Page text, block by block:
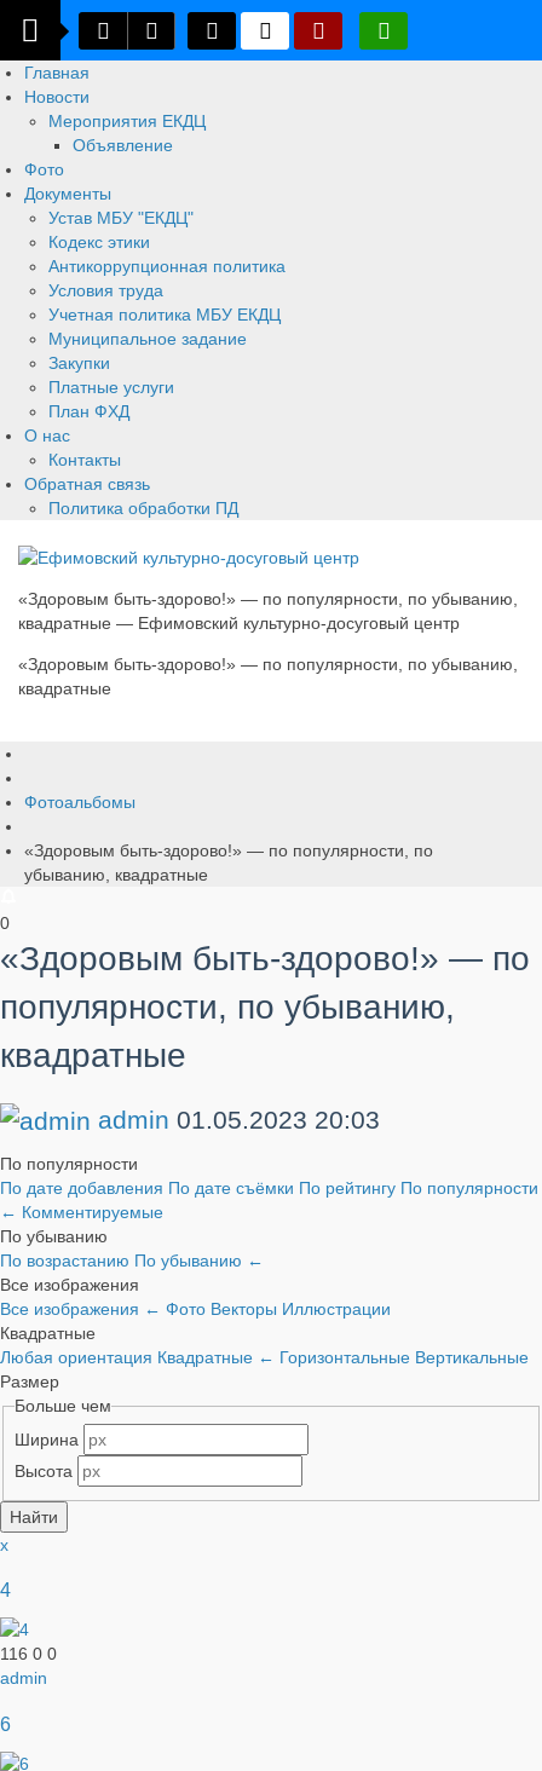
Главная
Новости
Мероприятия ЕКДЦ
Объявление
Фото
Документы
Устав МБУ "ЕКДЦ"
Кодекс этики
Антикоррупционная политика
Условия труда
Учетная политика МБУ ЕКДЦ
Муниципальное задание
Закупки
Платные услуги
План ФХД
О нас
Контакты
Обратная связь
Политика обработки ПД
«Здоровым быть-здорово!» — по популярности, по убыванию,
квадратные — Ефимовский культурно-досуговый центр
«Здоровым быть-здорово!» — по популярности, по убыванию,
квадратные
Фотоальбомы
«Здоровым быть-здорово!» — по популярности, по
убыванию, квадратные
0
«Здоровым быть-здорово!» — по
популярности, по убыванию,
квадратные
admin 01.05.2023 20:03
По популярности
По дате добавления По дате съёмки По рейтингу По популярности
← Комментируемые
По убыванию
По возрастанию По убыванию ←
Все изображения
Все изображения ← Фото Векторы Иллюстрации
Квадратные
Любая ориентация Квадратные ← Горизонтальные Вертикальные
Размер
Больше чем
Ширина
Высота
x
4
116 0 0
admin
6